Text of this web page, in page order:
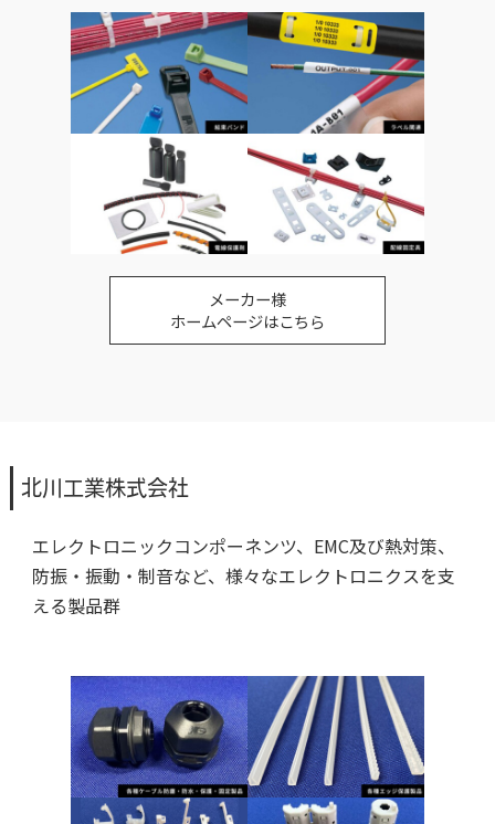
メーカー様
ホームページはこちら
北川工業株式会社
エレクトロニックコンポーネンツ、EMC及び熱対策、
防振・振動・制音など、様々なエレクトロニクスを支
える製品群